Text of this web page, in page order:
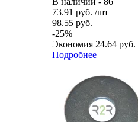
73.91 руб. /шт
98.55 руб.
-25%
Экономия 24.64 руб.
Подробнее